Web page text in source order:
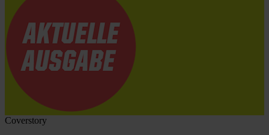
Coverstory